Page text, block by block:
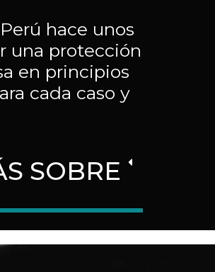
hace unos
una protección
en principios
cada caso y
SOBRE